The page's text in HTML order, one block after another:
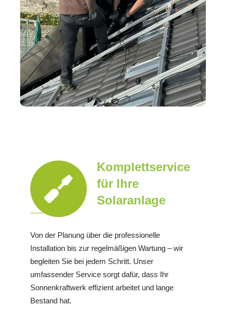
Komplettservice
für Ihre
Solaranlage
Von der Planung über die professionelle
Installation bis zur regelmäßigen Wartung – wir
begleiten Sie bei jedem Schritt. Unser
umfassender Service sorgt dafür, dass Ihr
Sonnenkraftwerk effizient arbeitet und lange
Bestand hat.